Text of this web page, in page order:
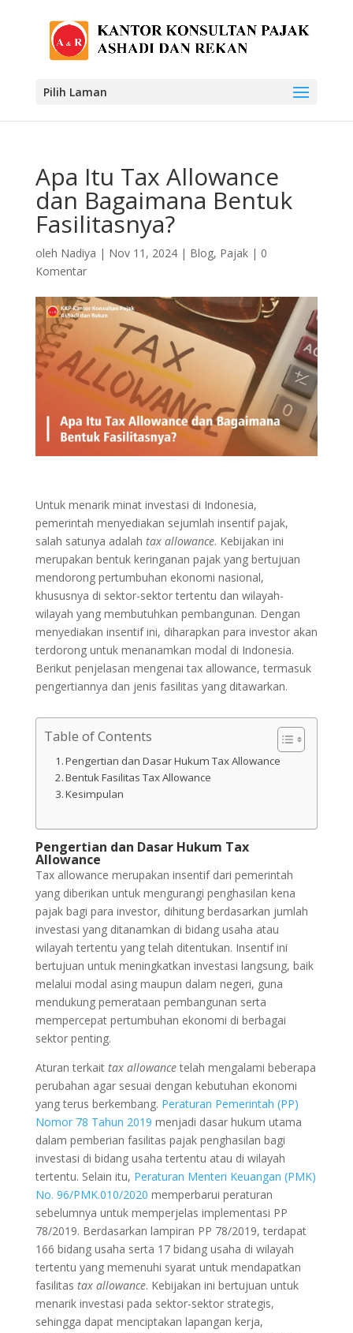
Pilih Laman
Apa Itu Tax Allowance
dan Bagaimana Bentuk
Fasilitasnya?
oleh Nadiya | Nov 11, 2024| Blog, Pajak| 0
Komentar
Untuk menarik minat investasi di Indonesia,
pemerintah menyediakan sejumlah insentif pajak,
salah satunya adalah tax allowance. Kebijakan ini
merupakan bentuk keringanan pajak yang bertujuan
mendorong pertumbuhan ekonomi nasional,
khususnya di sektor-sektor tertentu dan wilayah-
wilayah yang membutuhkan pembangunan. Dengan
menyediakan insentif ini, diharapkan para investor akan
terdorong untuk menanamkan modal di Indonesia.
Berikut penjelasan mengenai tax allowance, termasuk
pengertiannya dan jenis fasilitas yang ditawarkan.
Table of Contents
Pengertian dan Dasar Hukum Tax Allowance
Bentuk Fasilitas Tax Allowance
Kesimpulan
Pengertian dan Dasar Hukum Tax
Allowance
Tax allowance merupakan insentif dari pemerintah
yang diberikan untuk mengurangi penghasilan kena
pajak bagi para investor, dihitung berdasarkan jumlah
investasi yang ditanamkan di bidang usaha atau
wilayah tertentu yang telah ditentukan. Insentif ini
bertujuan untuk meningkatkan investasi langsung, baik
melalui modal asing maupun dalam negeri, guna
mendukung pemerataan pembangunan serta
mempercepat pertumbuhan ekonomi di berbagai
sektor penting.
Aturan terkait tax allowancetelah mengalami beberapa
perubahan agar sesuai dengan kebutuhan ekonomi
yang terus berkembang. Peraturan Pemerintah (PP)
Nomor 78 Tahun 2019 menjadi dasar hukum utama
dalam pemberian fasilitas pajak penghasilan bagi
investasi di bidang usaha tertentu atau di wilayah
tertentu. Selain itu, Peraturan Menteri Keuangan (PMK)
No. 96/PMK.010/2020 memperbarui peraturan
sebelumnya untuk memperjelas implementasi PP
78/2019. Berdasarkan lampiran PP 78/2019, terdapat
166 bidang usaha serta 17 bidang usaha di wilayah
tertentu yang memenuhi syarat untuk mendapatkan
fasilitas tax allowance. Kebijakan ini bertujuan untuk
menarik investasi pada sektor-sektor strategis,
sehingga dapat menciptakan lapangan kerja,